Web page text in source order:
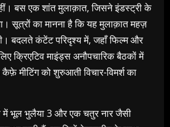
बस एक शांत मुलाक़ात, जिसने इंडस्ट्री के
सूत्रों का मानना है कि यह मुलाक़ात महज़
बदलते कंटेंट परिदृश्य में, जहाँ फिल्म और
क्रिएटिव माइंड्स अनौपचारिक बैठकों में
मीटिंग को शुरुआती विचार-विमर्श का
में भूल भुलैया 3 और एक चतुर नार जैसी